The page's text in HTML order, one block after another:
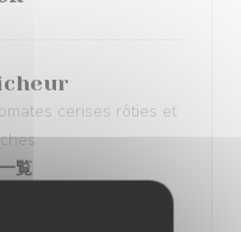
cerises rôties et
覧